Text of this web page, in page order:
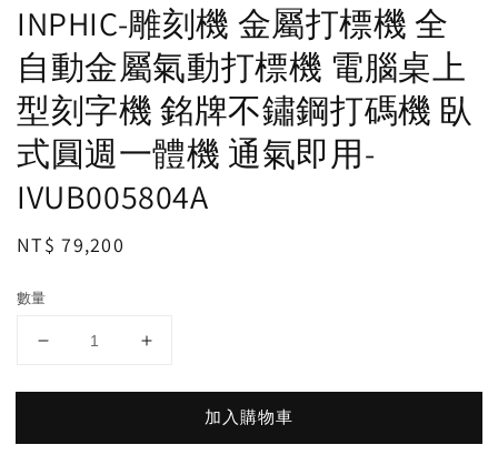
INPHIC-雕刻機 金屬打標機 全
自動金屬氣動打標機 電腦桌上
型刻字機 銘牌不鏽鋼打碼機 臥
式圓週一體機 通氣即用-
IVUB005804A
Regular
NT$ 79,200
數量
加入購物車